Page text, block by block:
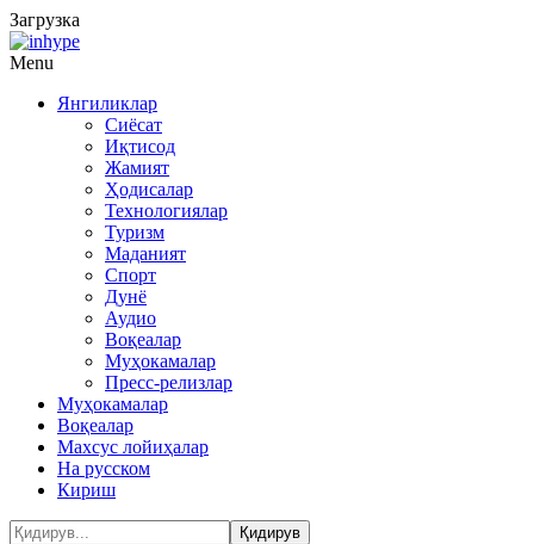
Загрузка
Menu
Янгиликлар
Сиёсат
Иқтисод
Жамият
Ҳодисалар
Технологиялар
Туризм
Маданият
Спорт
Дунё
Аудио
Воқеалар
Муҳокамалар
Пресс-релизлар
Муҳокамалар
Воқеалар
Махсус лойиҳалар
На русском
Кириш